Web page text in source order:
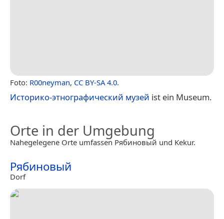
Foto: R00neyman, CC BY-SA 4.0.
Историко-этнографический музей ist ein Museum.
Orte in der Umgebung
Nahegelegene Orte umfassen Рябиновый und Kekur.
Рябиновый
Dorf